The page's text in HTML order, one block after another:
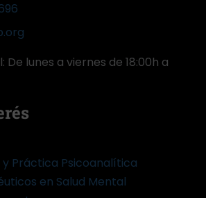
lunes a viernes de 18:00h a
Práctica Psicoanalítica
en Salud Mental